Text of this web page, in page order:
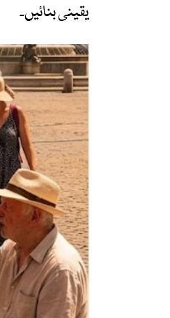
یقینی بنائیں۔